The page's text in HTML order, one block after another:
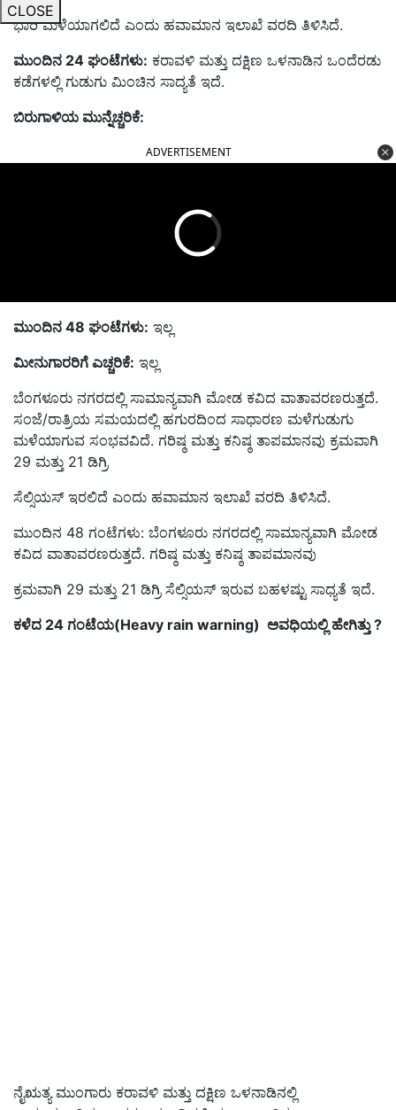
CLOSE
ಭಾರಿ ಮಳೆಯಾಗಲಿದೆ ಎಂದು ಹವಾಮಾನ ಇಲಾಖೆ ವರದಿ ತಿಳಿಸಿದೆ.
ಮುಂದಿನ 24 ಘಂಟೆಗಳು: ಕರಾವಳಿ ಮತ್ತು ದಕ್ಷಿಣ ಒಳನಾಡಿನ ಒಂದೆರಡು
ಕಡೆಗಳಲ್ಲಿ ಗುಡುಗು ಮಿಂಚಿನ ಸಾದ್ಯತೆ ಇದೆ.
ಬಿರುಗಾಳಿಯ ಮುನ್ನೆಚ್ಚರಿಕೆ:
ADVERTISEMENT
ಮುಂದಿನ 48 ಘಂಟೆಗಳು: ಇಲ್ಲ
ಮೀನುಗಾರರಿಗೆ ಎಚ್ಚರಿಕೆ: ಇಲ್ಲ
ಬೆಂಗಳೂರು ನಗರದಲ್ಲಿ ಸಾಮಾನ್ಯವಾಗಿ ಮೋಡ ಕವಿದ ವಾತಾವರಣರುತ್ತದೆ.
ಸಂಜೆ/ರಾತ್ರಿಯ ಸಮಯದಲ್ಲಿ ಹಗುರದಿಂದ ಸಾಧಾರಣ ಮಳೆಗುಡುಗು
ಮಳೆಯಾಗುವ ಸಂಭವವಿದೆ. ಗರಿಷ್ಠ ಮತ್ತು ಕನಿಷ್ಠ ತಾಪಮಾನವು ಕ್ರಮವಾಗಿ
29 ಮತ್ತು 21 ಡಿಗ್ರಿ
ಸೆಲ್ಸಿಯಸ್ ಇರಲಿದೆ ಎಂದು ಹವಾಮಾನ ಇಲಾಖೆ ವರದಿ ತಿಳಿಸಿದೆ.
ಮುಂದಿನ 48 ಗಂಟೆಗಳು: ಬೆಂಗಳೂರು ನಗರದಲ್ಲಿ ಸಾಮಾನ್ಯವಾಗಿ ಮೋಡ
ಕವಿದ ವಾತಾವರಣರುತ್ತದೆ. ಗರಿಷ್ಠ ಮತ್ತು ಕನಿಷ್ಠ ತಾಪಮಾನವು
ಕ್ರಮವಾಗಿ 29 ಮತ್ತು 21 ಡಿಗ್ರಿ ಸೆಲ್ಸಿಯಸ್ ಇರುವ ಬಹಳಷ್ಟು ಸಾಧ್ಯತೆ ಇದೆ.
ಕಳೆದ 24 ಗಂಟೆಯ(Heavy rain warning) ಅವಧಿಯಲ್ಲಿ ಹೇಗಿತ್ತು ?
ನೈಋತ್ಯ ಮುಂಗಾರು ಕರಾವಳಿ ಮತ್ತು ದಕ್ಷಿಣ ಒಳನಾಡಿನಲ್ಲಿ